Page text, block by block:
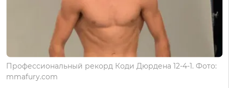
Профессиональный рекорд Коди Дюрдена 12-4-1. Фото:
mmafury.com